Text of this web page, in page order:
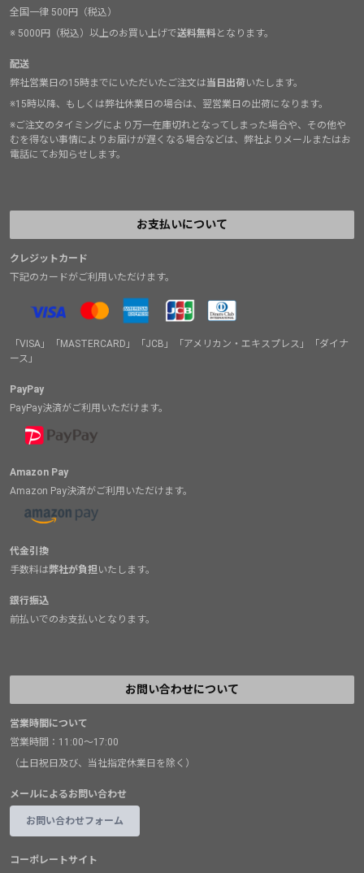
全国一律 500円（税込）
※ 5000円（税込）以上のお買い上げで送料無料となります。
配送
弊社営業日の15時までにいただいたご注文は当日出荷いたします。
※15時以降、もしくは弊社休業日の場合は、翌営業日の出荷になります。
※ご注文のタイミングにより万一在庫切れとなってしまった場合や、その他や
むを得ない事情によりお届けが遅くなる場合などは、弊社よりメールまたはお
電話にてお知らせします。
お支払いについて
クレジットカード
下記のカードがご利用いただけます。
「VISA」「MASTERCARD」「JCB」「アメリカン・エキスプレス」「ダイナ
ース」
PayPay
PayPay決済がご利用いただけます。
Amazon Pay
Amazon Pay決済がご利用いただけます。
代金引換
手数料は弊社が負担いたします。
銀行振込
前払いでのお支払いとなります。
お問い合わせについて
営業時間について
営業時間：11:00～17:00
（土日祝日及び、当社指定休業日を除く）
メールによるお問い合わせ
お問い合わせフォーム
コーポレートサイト